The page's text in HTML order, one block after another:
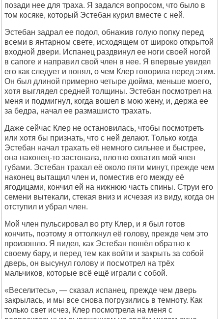
позади нее для траха. Я задался вопросом, что было в
том косяке, который Эстебан курил вместе с ней.
Эстебан задрал ее подол, обнажив голую попку перед
всеми в янтарном свете, исходящем от широко открытой
входной двери. Испанец раздвинул ее ноги своей ногой
в сапоге и направил свой член в нее. Я впервые увидел
его как следует и понял, о чем Клер говорила перед этим.
Он был длиной примерно четыре дюйма, меньше моего,
хотя выглядел средней толщины. Эстебан посмотрел на
меня и подмигнул, когда вошел в мою жену, и, держа ее
за бедра, начал ее размашисто трахать.
Даже сейчас Клер не остановилась, чтобы посмотреть
или хотя бы признать, что с ней делают. Только когда
Эстебан начал трахать её немного сильнее и быстрее,
она наконец-то застонала, плотно охватив мой член
губами. Эстебан трахал её около пяти минут, прежде чем
наконец вытащил член и, поместив его между её
ягодицами, кончил ей на нижнюю часть спины. Струи его
семени вытекали, стекая вниз и исчезая из виду, когда он
отступил и убрал член.
Мой член пульсировал во рту Клер, и я был готов
кончить, поэтому я оттолкнул её голову, прежде чем это
произошло. Я видел, как Эстебан пошёл обратно к
своему бару, и перед тем как войти и закрыть за собой
дверь, он высунул голову и посмотрел на трёх
мальчиков, которые всё ещё играли с собой.
«Веселитесь», — сказал испанец, прежде чем дверь
закрылась, и мы все снова погрузились в темноту. Как
только свет исчез, Клер посмотрела на меня с